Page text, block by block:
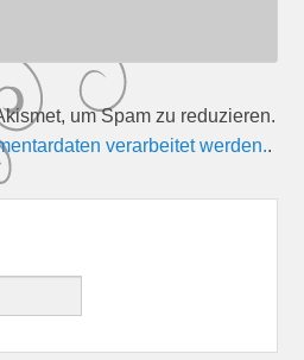
um Spam zu reduzieren.
verarbeitet werden..